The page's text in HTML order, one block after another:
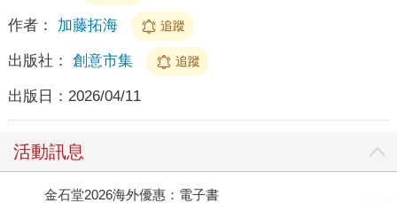
作者： 加藤拓海 追蹤
出版社： 創意市集 追蹤
出版日： 2026/04/11
活動訊息
金石堂2026海外優惠：電子書